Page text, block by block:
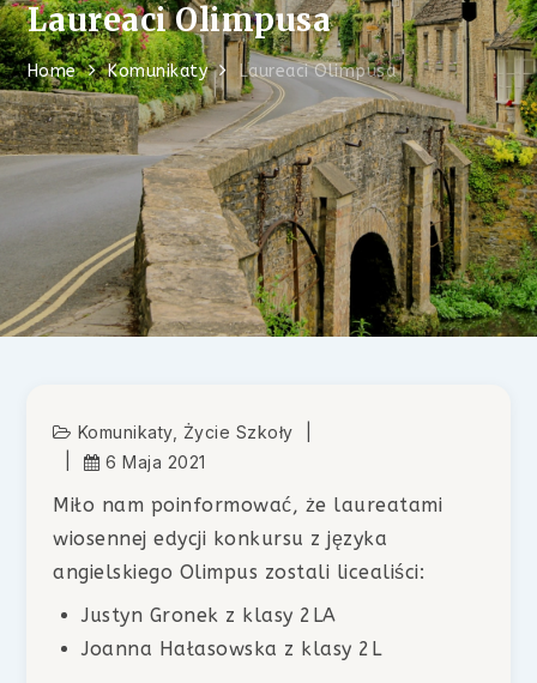
Laureaci Olimpusa
Home Komunikaty Laureaci Olimpusa
Komunikaty, Życie Szkoły
6 Maja 2021
Miło nam poinformować, że laureatami
wiosennej edycji konkursu z języka
angielskiego Olimpus zostali licealiści:
Justyn Gronek z klasy 2LA
Joanna Hałasowska z klasy 2L